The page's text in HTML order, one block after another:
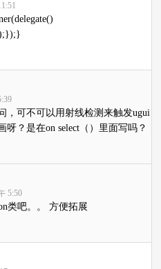
，可不可以用射线检测来触发ugui
呀？是在on select（）里面写吗？
5:50
类吧。。 方便拓展